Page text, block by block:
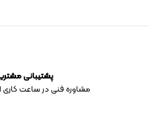
پشتیبانی
مشاوره فنی در ساعت